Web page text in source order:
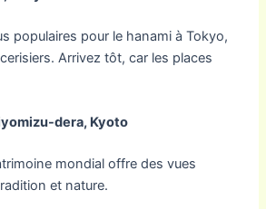
populaires pour le hanami à Tokyo,
Arrivez tôt, car les places
dera, Kyoto
mondial offre des vues
et nature.